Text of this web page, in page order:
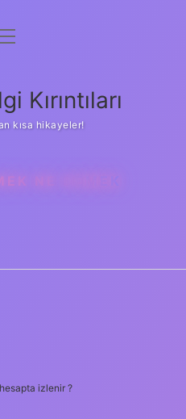
Uyarı
Kırıntıları
kısa hikayeler!
NE DEMEK
izlenir ?